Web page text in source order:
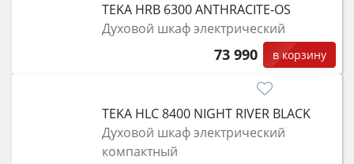
TEKA HRB 6300 ANTHRACITE-OS
Духовой шкаф электрический
73 990 в корзину
TEKA HLC 8400 NIGHT RIVER BLACK
Духовой шкаф электрический
компактный